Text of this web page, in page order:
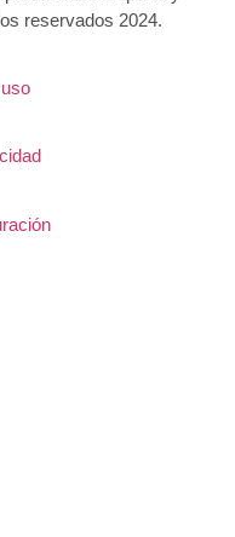
reservados 2024.